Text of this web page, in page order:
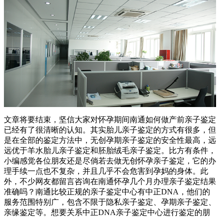
文章将要结束，坚信大家对怀孕期间南通如何做产前亲子鉴定
已经有了很清晰的认知。其实胎儿亲子鉴定的方式有很多，但
是在全部的鉴定方法中，无创孕期亲子鉴定的安全性最高，远
远优于羊水胎儿亲子鉴定和胚胎绒毛亲子鉴定。比方有条件，
小编感觉各位朋友还是尽倘若去做无创怀孕亲子鉴定，它的办
理手续一点也不复杂，并且几乎不会危害到孕妈的身体。此
外，不少网友都留言咨询在南通怀孕几个月办理亲子鉴定结果
准确吗？南通比较正规的亲子鉴定中心有中正DNA，他们的
服务范围特别广，包含不限于隐私亲子鉴定、孕期亲子鉴定、
亲缘鉴定等。想要关系中正DNA亲子鉴定中心进行鉴定的朋